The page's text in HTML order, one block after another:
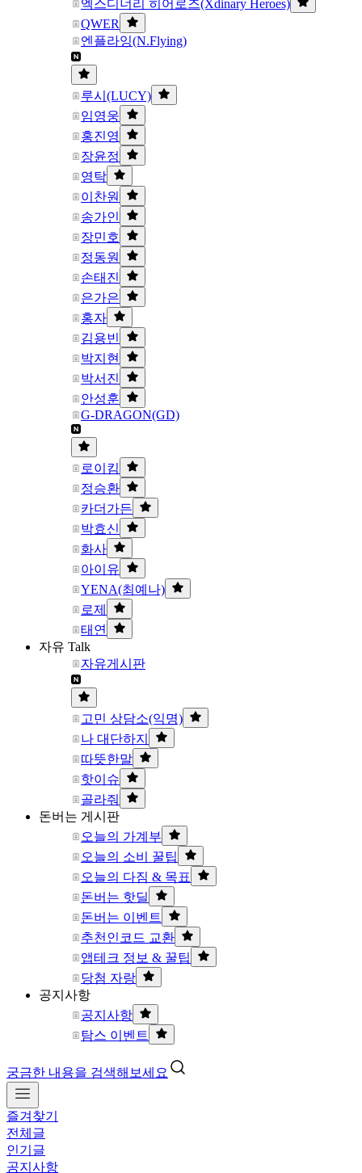
엑스디너리 히어로즈(Xdinary Heroes)
QWER
엔플라잉(N.Flying)
루시(LUCY)
임영웅
홍진영
장윤정
영탁
이찬원
송가인
장민호
정동원
손태진
은가은
홍자
김용빈
박지현
박서진
안성훈
G-DRAGON(GD)
로이킴
정승환
카더가든
박효신
화사
아이유
YENA(최예나)
로제
태연
자유 Talk
자유게시판
고민 상담소(익명)
나 대단하지
따뜻한말
핫이슈
골라줘
돈버는 게시판
오늘의 가계부
오늘의 소비 꿀팁
오늘의 다짐 & 목표
돈버는 핫딜
돈버는 이벤트
추천인코드 교환
앱테크 정보 & 꿀팁
당첨 자랑
공지사항
공지사항
탐스 이벤트
궁금한 내용을 검색해보세요
즐겨찾기
전체글
인기글
공지사항